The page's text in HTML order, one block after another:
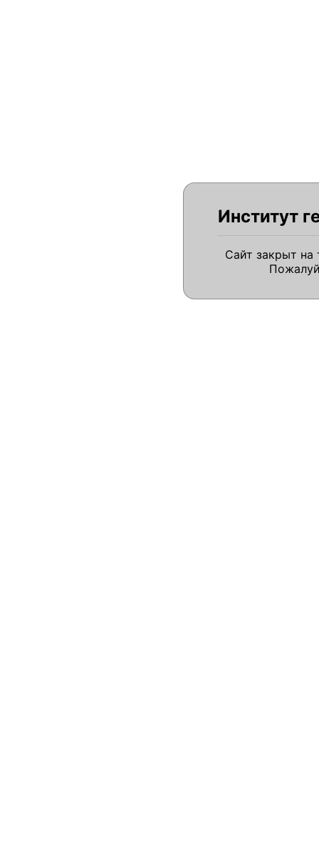
Институт
Сайт закрыт на